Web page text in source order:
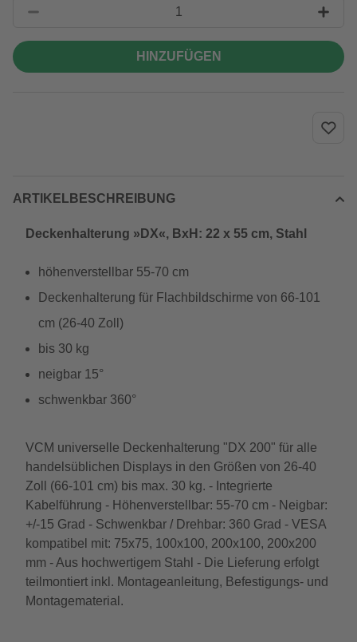
HINZUFÜGEN
ARTIKELBESCHREIBUNG
Deckenhalterung »DX«, BxH: 22 x 55 cm, Stahl
höhenverstellbar 55-70 cm
Deckenhalterung für Flachbildschirme von 66-101
cm (26-40 Zoll)
bis 30 kg
neigbar 15°
schwenkbar 360°
VCM universelle Deckenhalterung "DX 200" für alle
handelsüblichen Displays in den Größen von 26-40
Zoll (66-101 cm) bis max. 30 kg. - Integrierte
Kabelführung - Höhenverstellbar: 55-70 cm - Neigbar:
+/-15 Grad - Schwenkbar / Drehbar: 360 Grad - VESA
kompatibel mit: 75x75, 100x100, 200x100, 200x200
mm - Aus hochwertigem Stahl - Die Lieferung erfolgt
teilmontiert inkl. Montageanleitung, Befestigungs- und
Montagematerial.